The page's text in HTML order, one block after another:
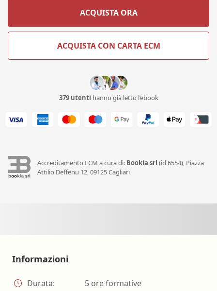
ACQUISTA ORA
ACQUISTA CON CARTA ECM
379 utenti hanno già letto l’ebook
Accreditamento ECM a cura di: Bookia srl (id 6554), Piazza
Attilio Deffenu 12, 09125 Cagliari
Informazioni
Durata:
5 ore formative